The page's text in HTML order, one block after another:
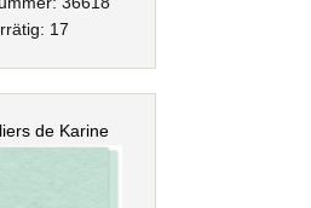
17
de Karine